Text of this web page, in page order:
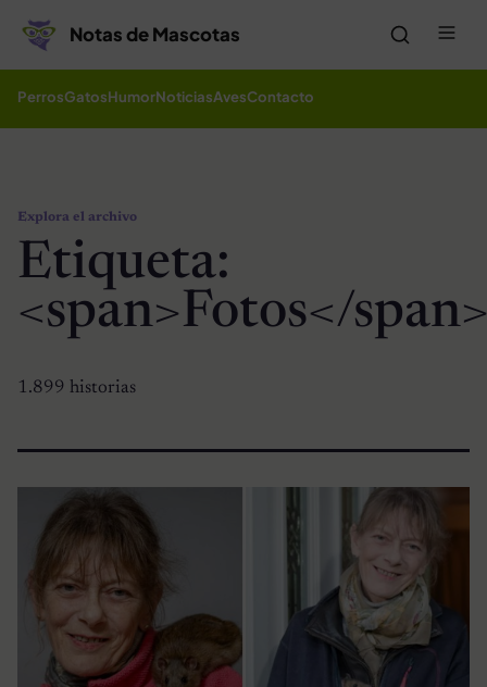
Notas de Mascotas
PerrosGatosHumorNoticiasAvesContacto
Explora el archivo
Etiqueta:
<span>Fotos</
1.899 historias